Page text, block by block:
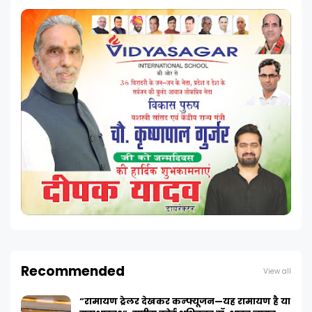
Recommended View all
“रामायण ट्रेलर देखकर कन्फ्यूजन—यह रामायण है या